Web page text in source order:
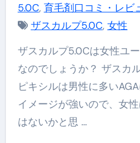
5.0C, 育毛剤口コミ・レビ
ザスカルプ5.0C, 女性
ザスカルプ5.0Cは女性ユーザーでも使える育毛剤
なのでしょうか？ ザスカ
ピキシルは男性に多い
イメージが強いので、女
はないかと思 …